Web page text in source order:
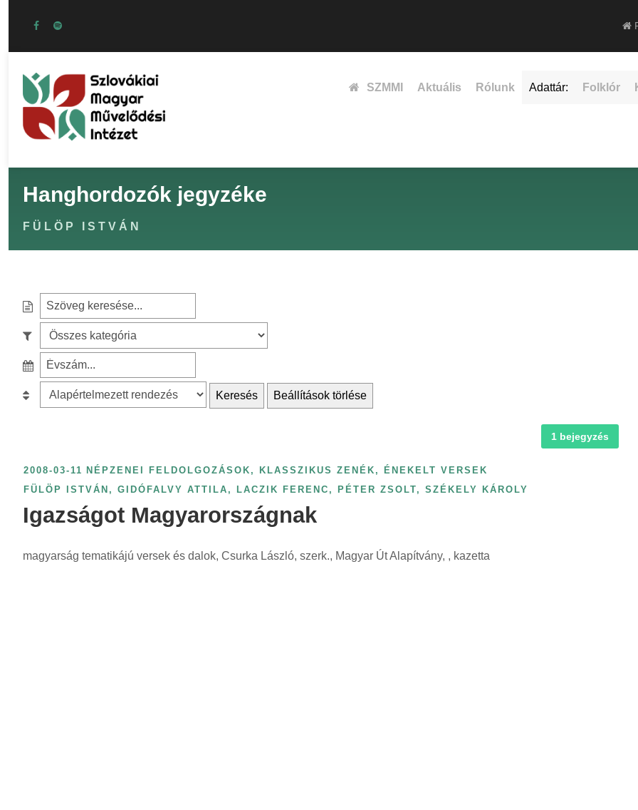
SZMMI Aktuális Rólunk Adattár: Folklór
Hanghordozók jegyzéke
FÜLÖP ISTVÁN
e
c
:
z
é
a
t
g
r
z
é
v
s
á
e
r
o
á
:
Keresés Beállítások törlése
1 bejegyzés
2008-03-11 NÉPZENEI FELDOLGOZÁSOK, KLASSZIKUS ZENÉK, ÉNEKELT VERSEK
FÜLÖP ISTVÁN , GIDÓFALVY ATTILA , LACZIK FERENC , PÉTER ZSOLT, SZÉKELY KÁROLY
Igazságot Magyarországnak
magyarság tematikájú versek és dalok, Csurka László, szerk., Magyar Út Alapítvány, , kazetta